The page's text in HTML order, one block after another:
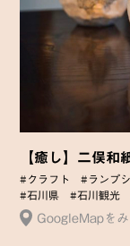
【癒し】二俣和
#クラフト #ランプ
#石川県
#石川観光
GoogleMapをみ